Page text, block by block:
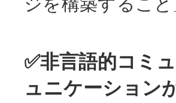
✅非言語的コミ
ュニケーション